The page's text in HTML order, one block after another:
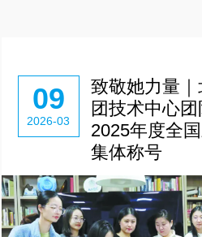
09
2026-03
致敬她力量
团技术中心
2025年度全
集体称号